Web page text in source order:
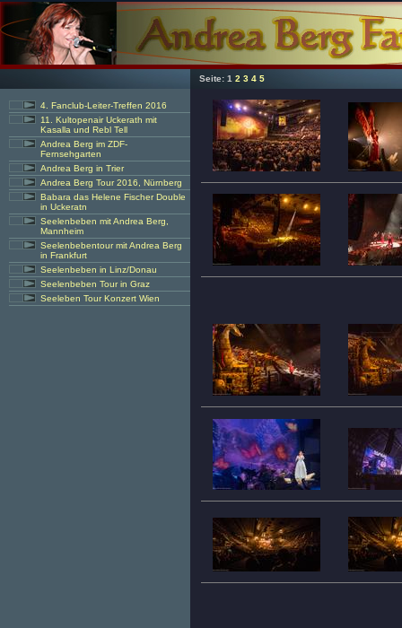
Seite: 1 2 3 4 5
4. Fanclub-Leiter-Treffen 2016
11. Kultopenair Uckerath mit
Kasalla und Rebl Tell
Andrea Berg im ZDF-
Fernsehgarten
Andrea Berg in Trier
Andrea Berg Tour 2016, Nürnberg
Babara das Helene Fischer Double
in Uckeratn
Seelenbeben mit Andrea Berg,
Mannheim
Seelenbebentour mit Andrea Berg
in Frankfurt
Seelenbeben in Linz/Donau
Seelenbeben Tour in Graz
Seeleben Tour Konzert Wien